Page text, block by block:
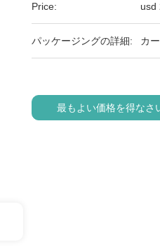
Price: usd
パッケージングの詳細: カ
最もよい価格を得なさ